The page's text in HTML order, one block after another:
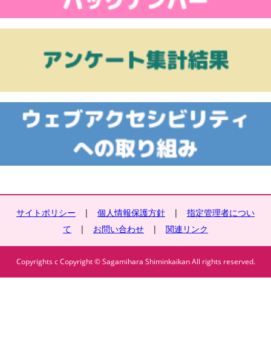
サイトポリシー | 個人情報保護方針 | 指定管理者につい
て | お問い合わせ | 関連リンク
Copyrights c Copyright © Sagamihara Shiminkaikan All rights reserved.